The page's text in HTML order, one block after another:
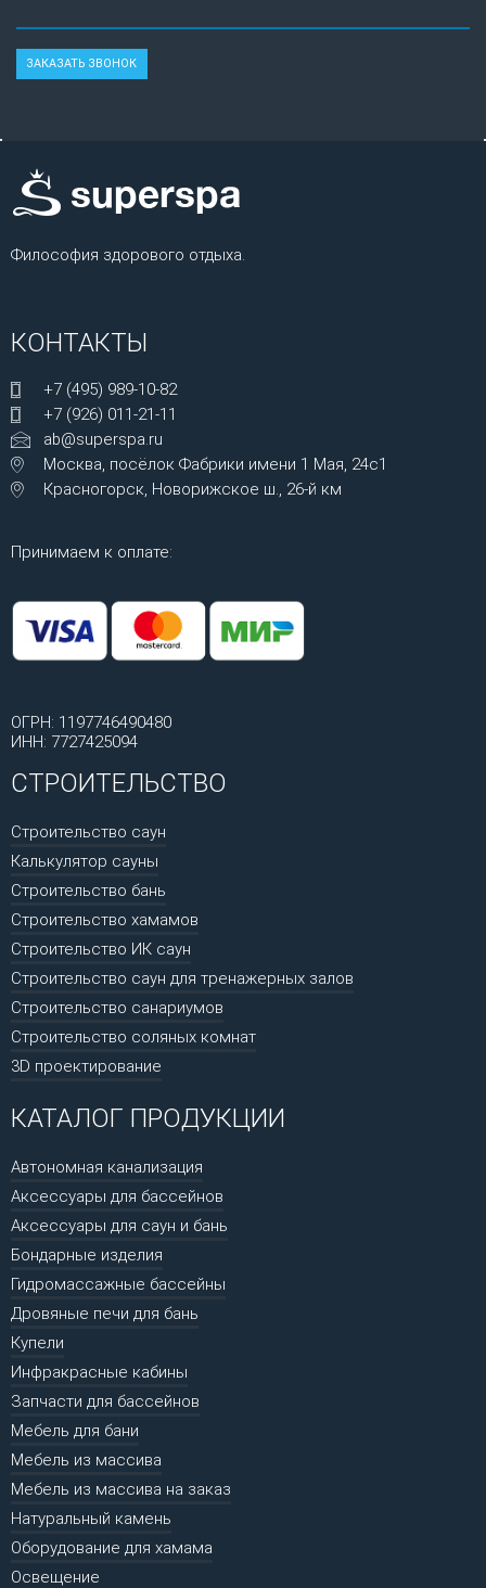
Философия здорового отдыха.
КОНТАКТЫ
+7 (495) 989-10-82
+7 (926) 011-21-11
ab@superspa.ru
Москва, посёлок Фабрики имени 1 Мая, 24с1
Красногорск, Новорижское ш., 26-й км
Принимаем к оплате:
ОГРН: 1197746490480
ИНН: 7727425094
СТРОИТЕЛЬСТВО
Строительство саун
Калькулятор сауны
Строительство бань
Строительство хамамов
Строительство ИК саун
Строительство саун для тренажерных залов
Строительство санариумов
Строительство соляных комнат
3D проектирование
КАТАЛОГ ПРОДУКЦИИ
Автономная канализация
Аксессуары для бассейнов
Аксессуары для саун и бань
Бондарные изделия
Гидромассажные бассейны
Дровяные печи для бань
Купели
Инфракрасные кабины
Запчасти для бассейнов
Мебель для бани
Мебель из массива
Мебель из массива на заказ
Натуральный камень
Оборудование для хамама
Освещение